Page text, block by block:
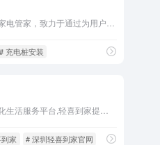
# 充电桩安装
家 # 深圳轻喜到家官网